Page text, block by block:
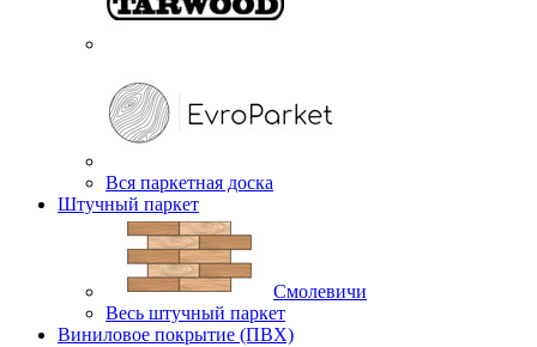
Вся паркетная доска
Штучный паркет
Смолевичи
Весь штучный паркет
Виниловое покрытие (ПВХ)